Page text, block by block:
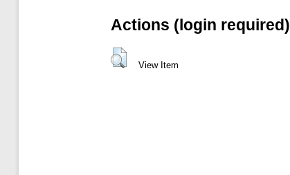
Actions (login required)
View Item